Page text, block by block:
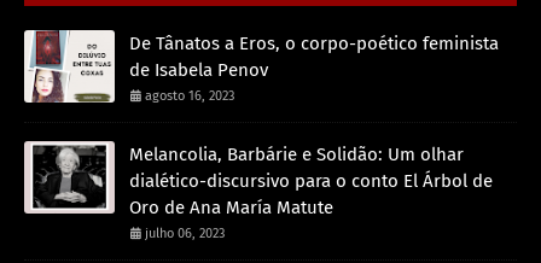
De Tânatos a Eros, o corpo-poético feminista
de Isabela Penov
agosto 16, 2023
Melancolia, Barbárie e Solidão: Um olhar
dialético-discursivo para o conto El Árbol de
Oro de Ana María Matute
julho 06, 2023